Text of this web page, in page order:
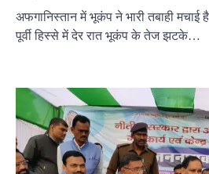
अफगानिस्तान में भूकंप ने भारी तबाही मचाई
पूर्वी हिस्से में देर रात भूकंप के तेज झटके…